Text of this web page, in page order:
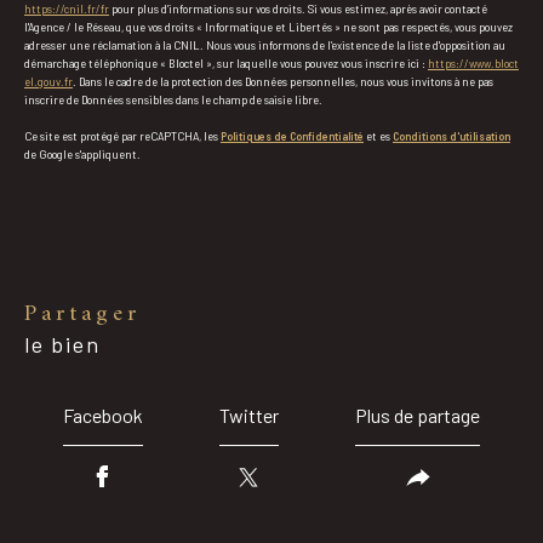
https://cnil.fr/fr pour plus d’informations sur vos droits. Si vous estimez, après avoir contacté
l'Agence / le Réseau, que vos droits « Informatique et Libertés » ne sont pas respectés, vous pouvez
adresser une réclamation à la CNIL. Nous vous informons de l’existence de la liste d'opposition au
démarchage téléphonique « Bloctel », sur laquelle vous pouvez vous inscrire ici : https://www.bloct
el.gouv.fr . Dans le cadre de la protection des Données personnelles, nous vous invitons à ne pas
inscrire de Données sensibles dans le champ de saisie libre.
Ce site est protégé par reCAPTCHA, les Politiques de Confidentialité et es Conditions d'utilisation
de Google s'appliquent.
partager
le bien
Facebook Twitter Plus de partage